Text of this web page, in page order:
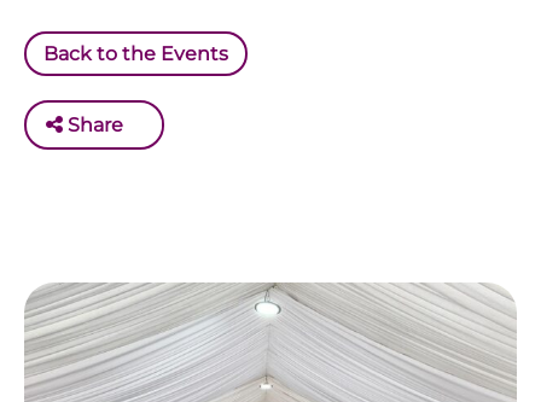
Back to the Events
Share